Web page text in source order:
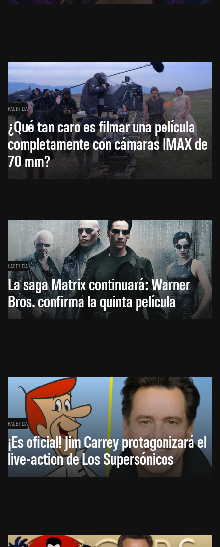
HACE 1 DÍA
¿Qué tan caro es filmar una película
completamente con cámaras IMAX de
70 mm?
HACE 1 DÍA
La saga Matrix continuará: Warner
Bros. confirma la quinta película
HACE 1 DÍA
¡Es oficial! Jim Carrey protagonizará el
live-action de Los Supersónicos